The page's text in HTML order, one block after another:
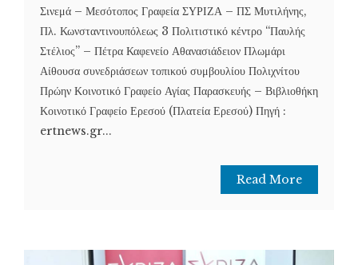
Σινεμά – Μεσότοπος Γραφεία ΣΥΡΙΖΑ – ΠΣ Μυτιλήνης,
Πλ. Κωνσταντινουπόλεως 3 Πολιτιστικό κέντρο “Παυλής
Στέλιος” – Πέτρα Καφενείο Αθανασιάδειον Πλωμάρι
Αίθουσα συνεδριάσεων τοπικού συμβουλίου Πολιχνίτου
Πρώην Κοινοτικό Γραφείο Αγίας Παρασκευής – Βιβλιοθήκη
Κοινοτικό Γραφείο Ερεσού (Πλατεία Ερεσού) Πηγή :
ertnews.gr...
Read More